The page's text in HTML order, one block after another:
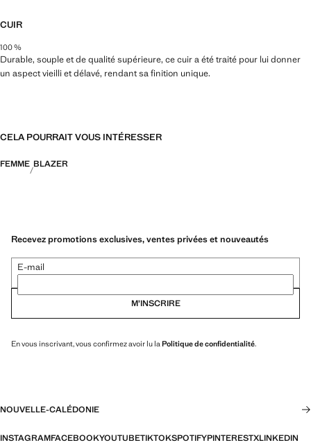
CUIR
100 %
Durable, souple et de qualité supérieure, ce cuir a été traité pour lui donner
un aspect vieilli et délavé, rendant sa finition unique.
CELA POURRAIT VOUS INTÉRESSER
FEMME BLAZER
Recevez promotions exclusives, ventes privées et nouveautés
E-mail
M’INSCRIRE
En vous inscrivant, vous confirmez avoir lu la Politique de confidentialité.
NOUVELLE-CALÉDONIE
INSTAGRAMFACEBOOKYOUTUBETIKTOKSPOTIFYPINTERESTXLINKEDIN